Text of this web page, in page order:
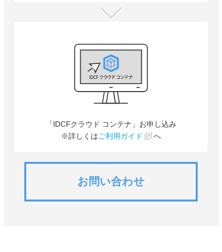
「IDCFクラウド コンテナ」お申し込み
※詳しくはご利用ガイド へ
お問い合わせ